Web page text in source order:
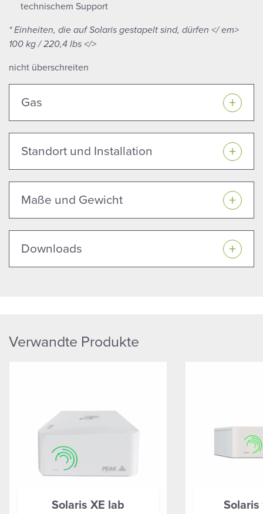
technischem Support
* Einheiten, die auf Solaris gestapelt sind, dürfen </ em>
100 kg / 220,4 lbs </>
nicht überschreiten
Gas
Standort und Installation
Maße und Gewicht
Downloads
Verwandte Produkte
Solaris XE lab
Solaris